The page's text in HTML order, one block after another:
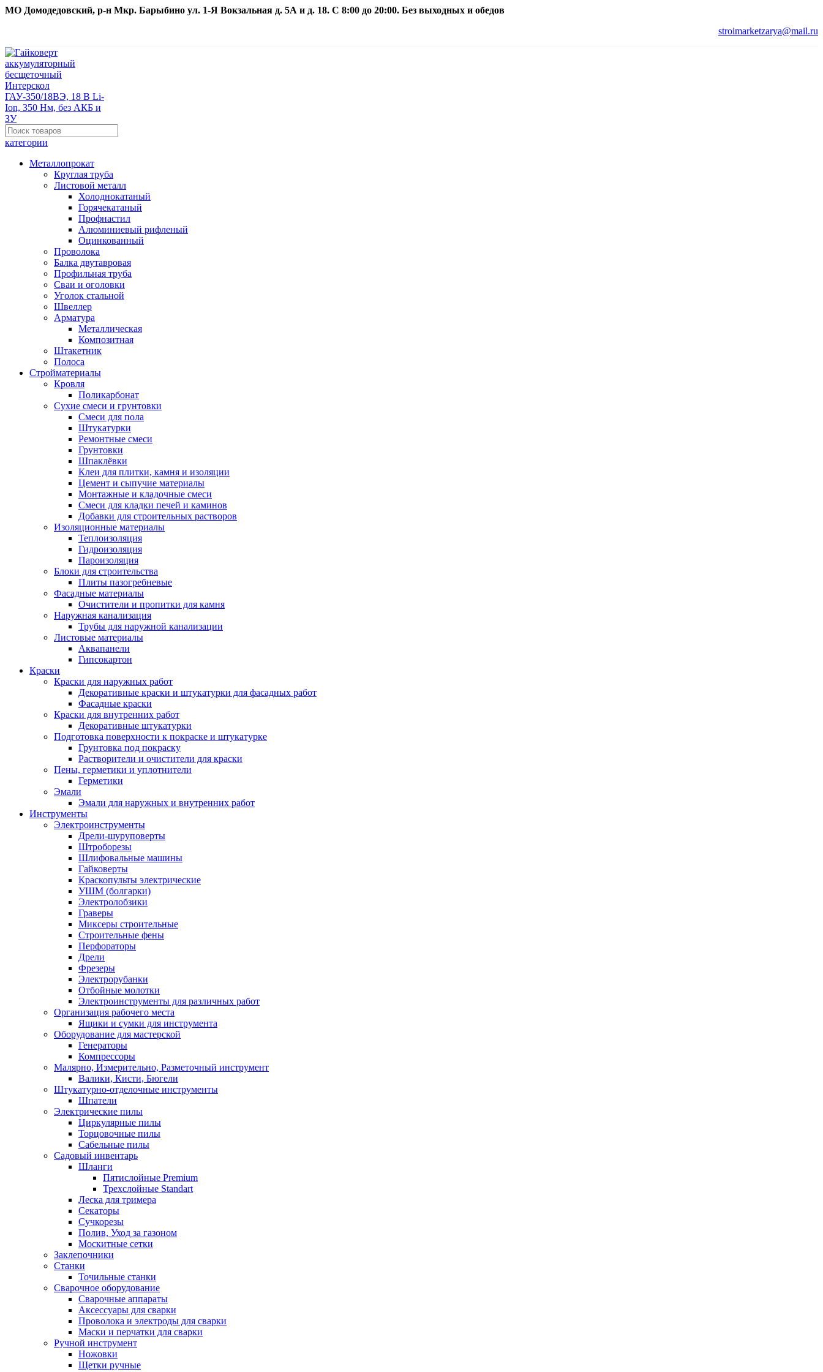
МО Домодедовский, р-н Мкр. Барыбино ул. 1-Я Вокзальная д. 5А и д. 18. С 8:00 до 20:00. Без выходных и обедов
stroimarketzarya@mail.ru
категории
Металлопрокат
Круглая труба
Листовой металл
Холоднокатаный
Горячекатаный
Профнастил
Алюминиевый рифленый
Оцинкованный
Проволока
Балка двутавровая
Профильная труба
Сваи и оголовки
Уголок стальной
Швеллер
Арматура
Металлическая
Композитная
Штакетник
Полоса
Стройматериалы
Кровля
Поликарбонат
Сухие смеси и грунтовки
Смеси для пола
Штукатурки
Ремонтные смеси
Грунтовки
Шпаклёвки
Клеи для плитки, камня и изоляции
Цемент и сыпучие материалы
Монтажные и кладочные смеси
Смеси для кладки печей и каминов
Добавки для строительных растворов
Изоляционные материалы
Теплоизоляция
Гидроизоляция
Пароизоляция
Блоки для строительства
Плиты пазогребневые
Фасадные материалы
Очистители и пропитки для камня
Наружная канализация
Трубы для наружной канализации
Листовые материалы
Аквапанели
Гипсокартон
Краски
Краски для наружных работ
Декоративные краски и штукатурки для фасадных работ
Фасадные краски
Краски для внутренних работ
Декоративные штукатурки
Подготовка поверхности к покраске и штукатурке
Грунтовка под покраску
Растворители и очистители для краски
Пены, герметики и уплотнители
Герметики
Эмали
Эмали для наружных и внутренних работ
Инструменты
Электроинструменты
Дрели-шуруповерты
Штроборезы
Шлифовальные машины
Гайковерты
Краскопульты электрические
УШМ (болгарки)
Электролобзики
Граверы
Миксеры строительные
Строительные фены
Перфораторы
Дрели
Фрезеры
Электрорубанки
Отбойные молотки
Электроинструменты для различных работ
Организация рабочего места
Ящики и сумки для инструмента
Оборудование для мастерской
Генераторы
Компрессоры
Малярно, Измерительно, Разметочный инструмент
Валики, Кисти, Бюгели
Штукатурно-отделочные инструменты
Шпатели
Электрические пилы
Циркулярные пилы
Торцовочные пилы
Сабельные пилы
Садовый инвентарь
Шланги
Пятислойные Premium
Трехслойные Standart
Леска для тримера
Секаторы
Сучкорезы
Полив, Уход за газоном
Москитные сетки
Заклепочники
Станки
Точильные станки
Сварочное оборудование
Сварочные аппараты
Аксессуары для сварки
Проволока и электроды для сварки
Маски и перчатки для сварки
Ручной инструмент
Ножовки
Щетки ручные